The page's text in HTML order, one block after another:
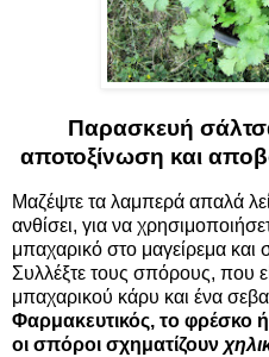
Παρασκευή
αποτοξίνωση και
Μαζέψτε τα λαμπερά απαλά
ανθίσει, για να
μπαχαρικό στο μαγείρεμα και
Συλλέξτε τους σπόρους, που
μπαχαρικού κάρυ και ένα
Φαρμακευτικός, το φρέσκο
οι σπόροι σχηματίζουν